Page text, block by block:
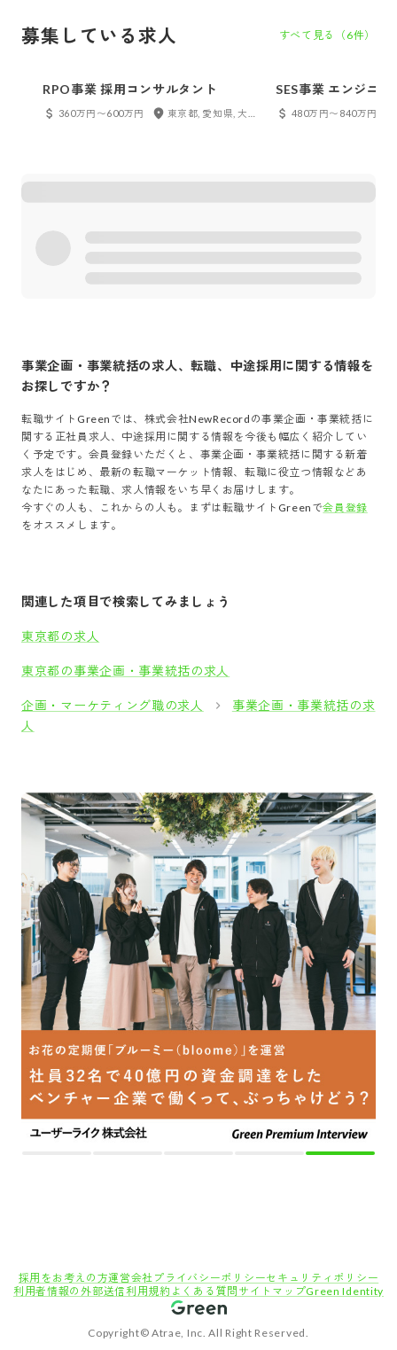
募集している求人 すべて見る（ 6件）
RPO事業 採用コンサルタント
360万円〜600万円
SES事業 エンジニア
480万円〜840万円
事業企画・事業統括の求人、転職、中途採用に関する情報を
お探しですか？
転職サイトGreenでは、 株式会社NewRecord の事業企画・事業統括 に
関する正社員求人、中途採用に関する情報を今後も幅広く紹介してい
く予定です。会員登録いただくと、 事業企画・事業統括 に関する新着
求人をはじめ、最新の転職マーケット情報、転職に役立つ情報などあ
なたにあった転職、求人情報をいち早くお届けします。
今すぐの人も、これからの人も。まずは転職サイトGreenで会員登録
をオススメします。
関連した項目で検索してみましょう
東京都の求人
東京都の事業企画・事業統括の求人
企画・マーケティング職の求人
事業企画・事業統括の求
人
採用をお考えの方運営会社 プライバシーポリシーセキュリティポリシー
利用者情報の外部送信利用規約 よくある質問 サイトマップGreen Identity
Copyright© Atrae, Inc. All Right Reserved.